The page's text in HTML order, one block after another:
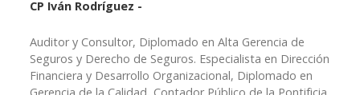
CP Iván Rodríguez -
Auditor y Consultor, Diplomado en Alta Gerencia de
Seguros y Derecho de Seguros. Especialista en Dirección
Financiera y Desarrollo Organizacional, Diplomado en